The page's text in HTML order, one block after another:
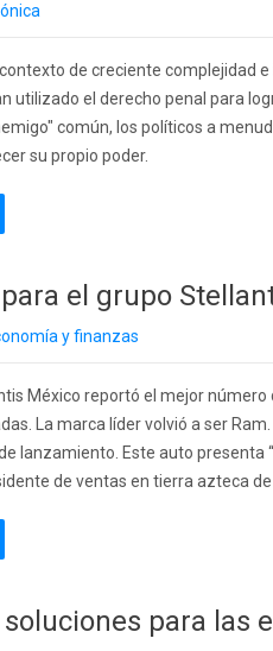
de creciente complejidad
utilizado el derecho penal para
común, los políticos a
su propio poder.
el grupo
y finanzas
México reportó el mejor
La marca líder volvió a ser
lanzamiento. Este auto presenta
de ventas en tierra azteca
para las